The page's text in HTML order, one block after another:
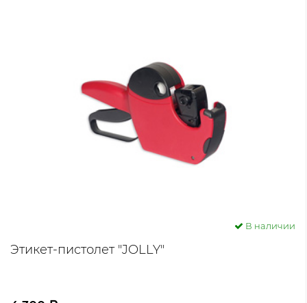
В наличии
Этикет-пистолет "JOLLY"